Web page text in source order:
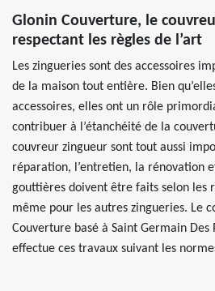
Glonin Couverture, le
respectant les règles de l’art
Les zingueries sont des accessoires
de la maison tout entière. Bien
accessoires, elles ont un rôle
contribuer à l’étanchéité de la
couvreur zingueur sont tout aussi
réparation, l’entretien, la rénovation
gouttières doivent être faits selon les
même pour les autres zingueries. Le
Couverture basé à Saint Germain Des
effectue ces travaux suivant les